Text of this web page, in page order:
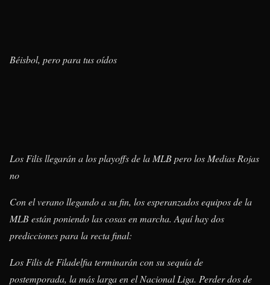
Béisbol, pero para tus oídos
Los Filis llegarán a los playoffs de la MLB pero los Medias Rojas
no
Con el verano llegando a su fin, los esperanzados equipos de la
MLB están poniendo las cosas en marcha. Aquí hay dos
predicciones para la recta final:
Los Filis de Filadelfia terminarán con su sequía de
postemporada, la más larga en el Nacional Liga. Perder dos de